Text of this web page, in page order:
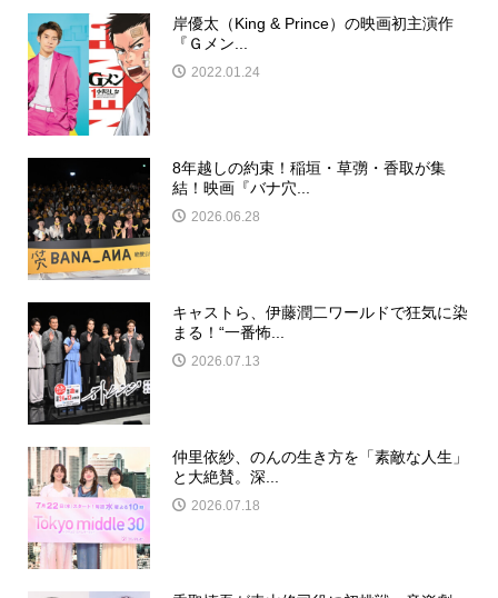
岸優太（King & Prince）の映画初主演作
『Ｇメン...
2022.01.24
8年越しの約束！稲垣・草彅・香取が集
結！映画『バナ穴...
2026.06.28
キャストら、伊藤潤二ワールドで狂気に染
まる！“一番怖...
2026.07.13
仲里依紗、のんの生き方を「素敵な人生」
と大絶賛。深...
2026.07.18